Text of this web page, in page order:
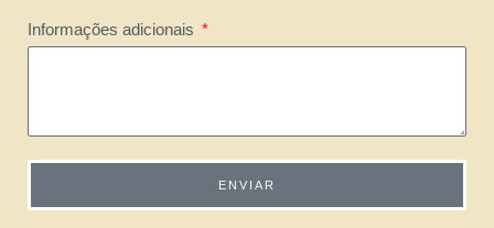
Informações adicionais
ENVIAR